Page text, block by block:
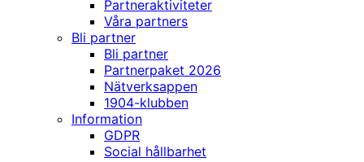
Partneraktiviteter
Våra partners
Bli partner
Bli partner
Partnerpaket 2026
Nätverksappen
1904-klubben
Information
GDPR
Social hållbarhet